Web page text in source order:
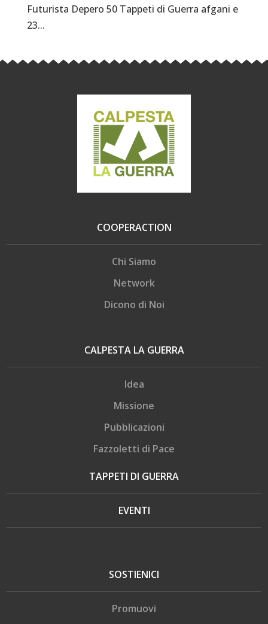
Futurista Depero 50 Tappeti di Guerra afgani e
23...
COOPERACTION
Chi Siamo
Network
Dicono di Noi
CALPESTA LA GUERRA
Idea
Missione
Pubblicazioni
Fazzoletti di Pace
TAPPETI DI GUERRA
EVENTI
SOSTIENICI
Promuovi